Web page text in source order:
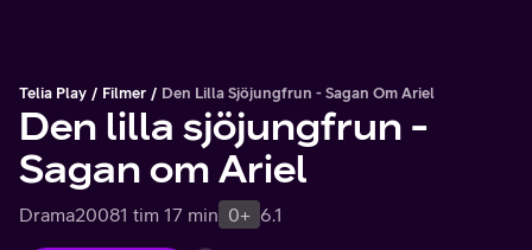
Telia Play Filmer Den Lilla Sjöjungfrun - Sagan Om Ariel
Den lilla sjöjungfrun -
Sagan om Ariel
Drama20081 tim 17 min 0+ 6.1